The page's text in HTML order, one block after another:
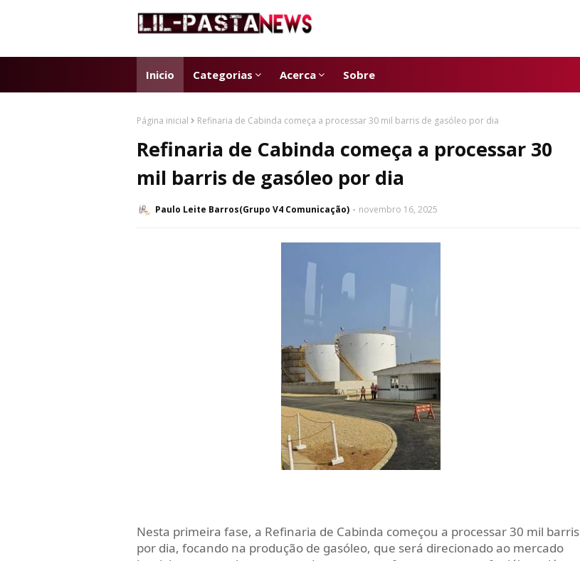
Inicio Categorias Acerca Sobre
Página inicial Refinaria de Cabinda começa a processar 30 mil barris de gasóleo por dia
Refinaria de Cabinda começa a processar 30
mil barris de gasóleo por dia
Paulo Leite Barros(Grupo V4 Comunicação) novembro 16, 2025
Nesta primeira fase, a Refinaria de Cabinda começou a processar 30 mil barris
por dia, focando na produção de gasóleo, que será direcionado ao mercado